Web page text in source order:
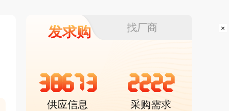
发求购 找厂商
38673
供应信息
2222
采购需求
×